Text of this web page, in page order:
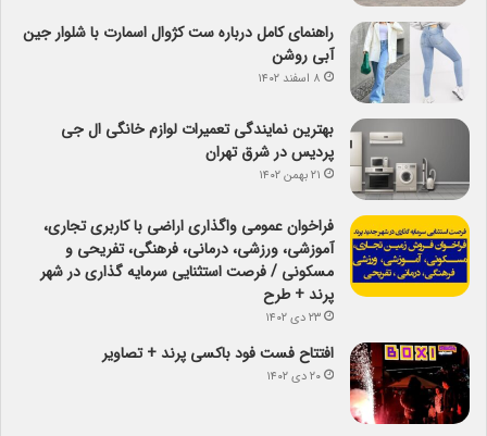
راهنمای کامل درباره ست کژوال اسمارت با شلوار جین
آبی روشن
۸ اسفند ۱۴۰۲
بهترین نمایندگی تعمیرات لوازم خانگی ال جی
پردیس در شرق تهران
۲۱ بهمن ۱۴۰۲
فراخوان عمومی واگذاری اراضی با کاربری تجاری،
آموزشی، ورزشی، درمانی، فرهنگی، تفریحی و
مسکونی / فرصت استثنایی سرمایه گذاری در شهر
پرند + طرح
۲۳ دی ۱۴۰۲
افتتاح فست فود باکسی پرند + تصاویر
۲۰ دی ۱۴۰۲